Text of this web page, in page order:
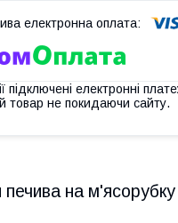
підключені електронні
товар не покидаючи сайту.
на